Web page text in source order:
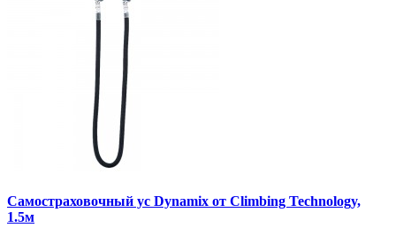
Самостраховочный ус Dynamix от Climbing Technology,
1.5м